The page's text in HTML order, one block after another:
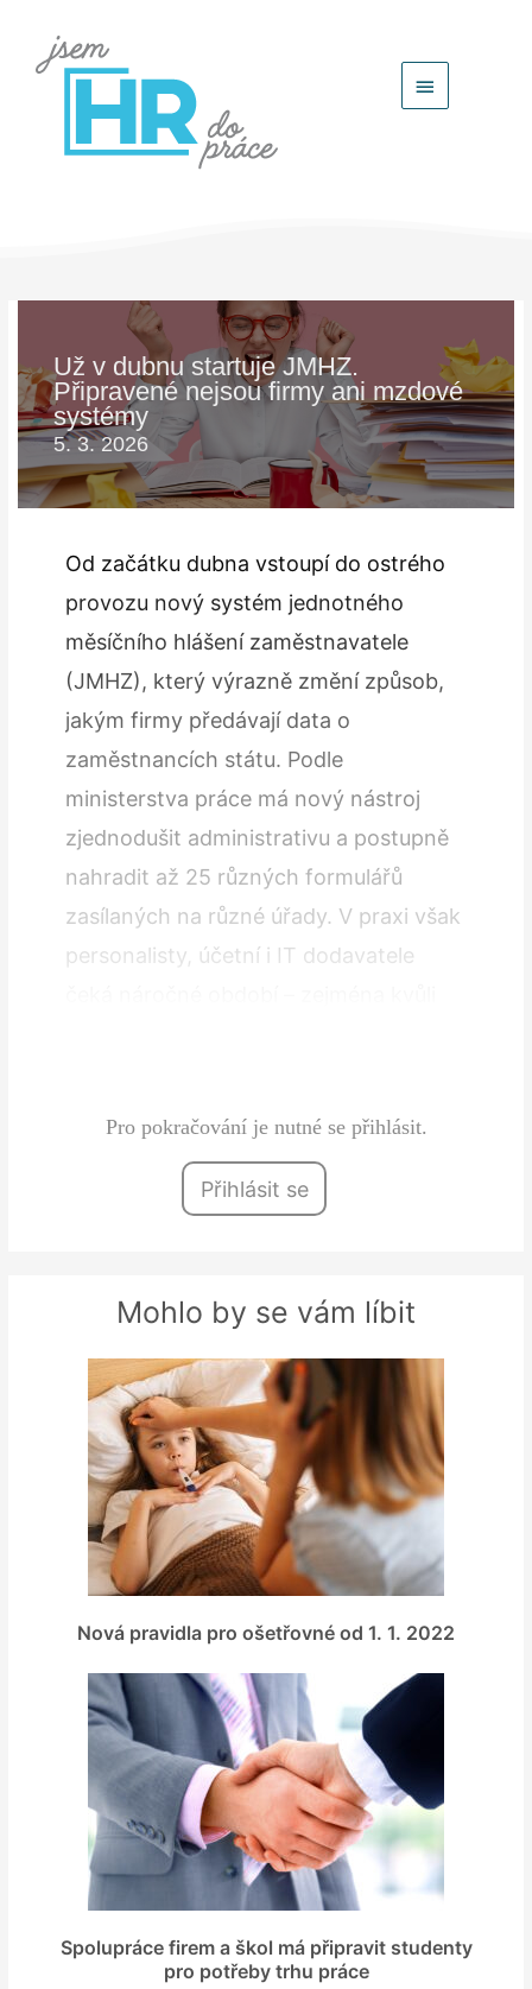
Hlavní
Už v dubnu startuje JMHZ.
Připravené nejsou firmy ani mzdové
systémy
5. 3. 2026
Od začátku dubna vstoupí do ostrého
provozu nový systém jednotného
měsíčního hlášení zaměstnavatele
(JMHZ), který výrazně změní způsob,
jakým firmy předávají data o
zaměstnancích státu. Podle
ministerstva práce má nový nástroj
zjednodušit administrativu a postupně
nahradit až 25 různých formulářů
zasílaných na různé úřady. V praxi však
personalisty, účetní i IT dodavatele
Pro pokračování je nutné se přihlásit.
Přihlásit se
Mohlo by se vám líbit
Nová pravidla pro ošetřovné od 1. 1. 2022
Spolupráce firem a škol má připravit studenty
pro potřeby trhu práce